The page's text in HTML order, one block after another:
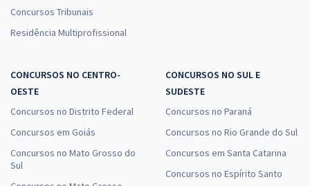
Concursos Tribunais
Residência Multiprofissional
CONCURSOS NO CENTRO-
OESTE
Concursos no Distrito Federal
Concursos em Goiás
Concursos no Mato Grosso do
Sul
CONCURSOS NO SUL E
SUDESTE
Concursos no Paraná
Concursos no Rio Grande do Sul
Concursos em Santa Catarina
Concursos no Espírito Santo